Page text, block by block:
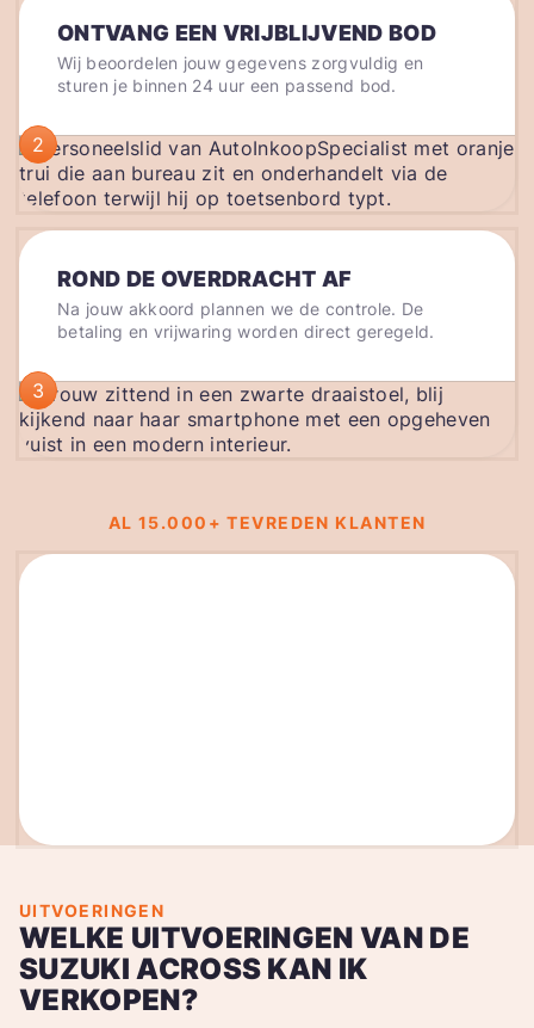
ONTVANG EEN VRIJBLIJVEND BOD
Wij beoordelen jouw gegevens zorgvuldig en
sturen je binnen 24 uur een passend bod.
2
ROND DE OVERDRACHT AF
Na jouw akkoord plannen we de controle. De
betaling en vrijwaring worden direct geregeld.
3
AL 15.000+ TEVREDEN KLANTEN
UITVOERINGEN
WELKE UITVOERINGEN VAN DE
SUZUKI ACROSS KAN IK
VERKOPEN?